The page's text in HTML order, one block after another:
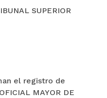
SUPERIOR
el registro de
MAYOR DE